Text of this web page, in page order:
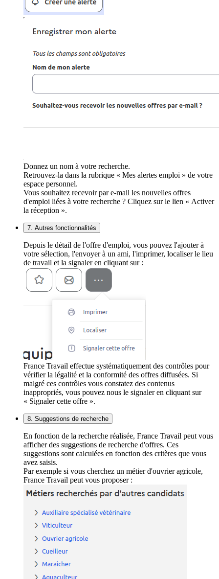
Donnez un nom à votre recherche.
Retrouvez-la dans la rubrique « Mes alertes emploi » de votre
espace personnel.
Vous souhaitez recevoir par e-mail les nouvelles offres
d'emploi liées à votre recherche ? Cliquez sur le lien « Activer
la réception ».
7. Autres fonctionnalités
Depuis le détail de l'offre d'emploi, vous pouvez l'ajouter à
votre sélection, l'envoyer à un ami, l'imprimer, localiser le lieu
de travail et la signaler en cliquant sur :
France Travail effectue systématiquement des contrôles pour
vérifier la légalité et la conformité des offres diffusées. Si
malgré ces contrôles vous constatez des contenus
inappropriés, vous pouvez nous le signaler en cliquant sur
« Signaler cette offre ».
8. Suggestions de recherche
En fonction de la recherche réalisée, France Travail peut vous
afficher des suggestions de recherche d'offres. Ces
suggestions sont calculées en fonction des critères que vous
avez saisis.
Par exemple si vous cherchez un métier d'ouvrier agricole,
France Travail peut vous proposer :